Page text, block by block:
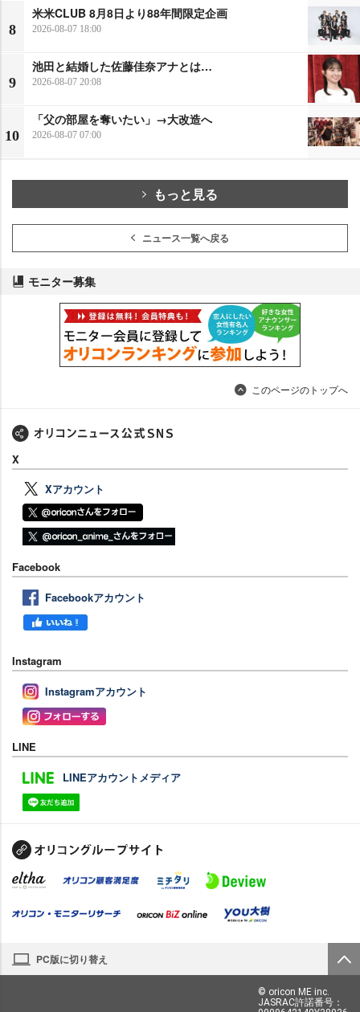
8
米米CLUB 8月8日より88年間限定企画
2026-08-07 18:00
9
池田と結婚した佐藤佳奈アナとは…
2026-08-07 20:08
10
「父の部屋を奪いたい」→大改造へ
2026-08-07 07:00
もっと見る
ニュース一覧へ戻る
モニター募集
このページのトップへ
X
Xアカウント
Facebook
Facebookアカウント
Instagram
Instagramアカウント
LINE
LINEアカウントメディア
PC版に切り替え
© oricon ME inc.
JASRAC許諾番号：